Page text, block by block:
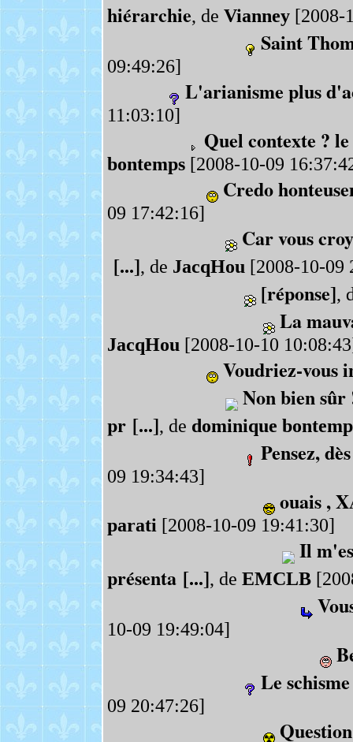
hiérarchie, de Vianney[2008-
Saint
09:49:26]
L'arianisme plus
11:03:10]
Quel contexte ?
bontemps[2008-10-09
Credo
09 17:42:16]
Car vous
[...], de JacqHou [2008-10-09
[réponse],
La
JacqHou [2008-10-10
Voudriez-vous
Non bien
pr [...], de dominique
Pensez,
09 19:34:43]
ouais ,
parati [2008-10-09 19:41:30]
Il
présenta [...], de EMCLB
10-09 19:49:04]
Le
09 20:47:26]